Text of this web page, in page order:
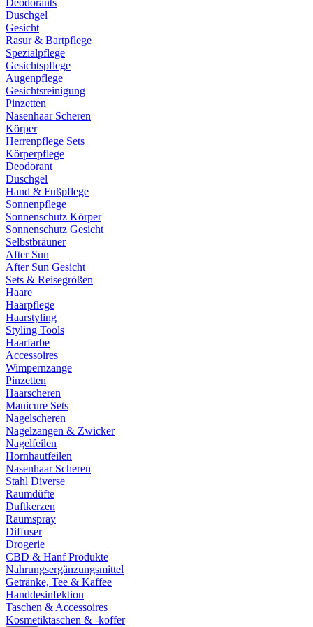
Deodorants
Duschgel
Gesicht
Rasur & Bartpflege
Spezialpflege
Gesichtspflege
Augenpflege
Gesichtsreinigung
Pinzetten
Nasenhaar Scheren
Körper
Herrenpflege Sets
Körperpflege
Deodorant
Duschgel
Hand & Fußpflege
Sonnenpflege
Sonnenschutz Körper
Sonnenschutz Gesicht
Selbstbräuner
After Sun
After Sun Gesicht
Sets & Reisegrößen
Haare
Haarpflege
Haarstyling
Styling Tools
Haarfarbe
Accessoires
Wimpernzange
Pinzetten
Haarscheren
Manicure Sets
Nagelscheren
Nagelzangen & Zwicker
Nagelfeilen
Hornhautfeilen
Nasenhaar Scheren
Stahl Diverse
Raumdüfte
Duftkerzen
Raumspray
Diffuser
Drogerie
CBD & Hanf Produkte
Nahrungsergänzungsmittel
Getränke, Tee & Kaffee
Handdesinfektion
Taschen & Accessoires
Kosmetiktaschen & -koffer